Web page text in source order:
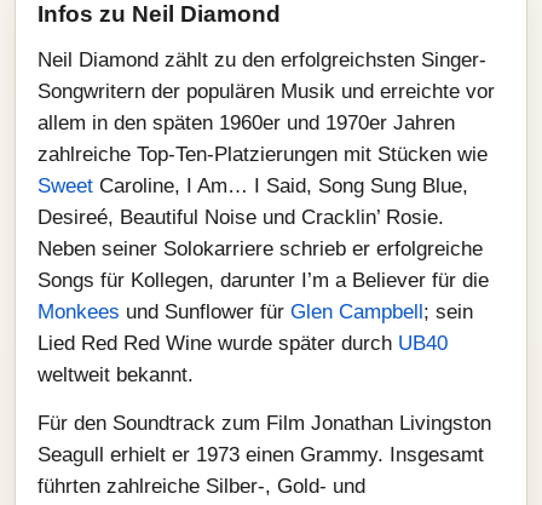
Infos zu Neil Diamond
Neil Diamond zählt zu den erfolgreichsten Singer-
Songwritern der populären Musik und erreichte vor
allem in den späten 1960er und 1970er Jahren
zahlreiche Top-Ten-Platzierungen mit Stücken wie
Sweet Caroline, I Am… I Said, Song Sung Blue,
Desireé, Beautiful Noise und Cracklin’ Rosie.
Neben seiner Solokarriere schrieb er erfolgreiche
Songs für Kollegen, darunter I’m a Believer für die
Monkees und Sunflower für Glen Campbell; sein
Lied Red Red Wine wurde später durch UB40
weltweit bekannt.
Für den Soundtrack zum Film Jonathan Livingston
Seagull erhielt er 1973 einen Grammy. Insgesamt
führten zahlreiche Silber-, Gold- und